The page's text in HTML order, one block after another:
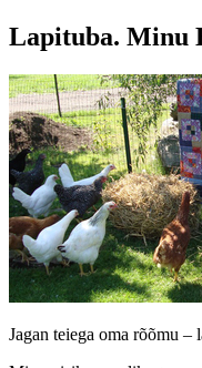
Lapituba. Minu
Jagan teiega oma rõõmu